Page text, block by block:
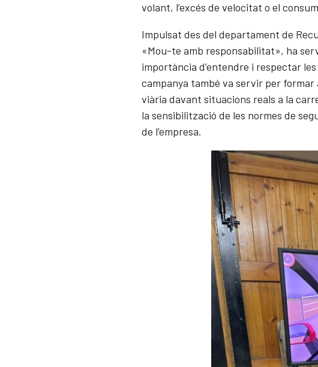
volant, l’excés de velocitat o el
Impulsat des del departament de
«Mou-te amb responsabilitat», ha
importància d’entendre i respectar
campanya també va servir per
viària davant situacions reals a la
la sensibilització de les normes de
de l’empresa.